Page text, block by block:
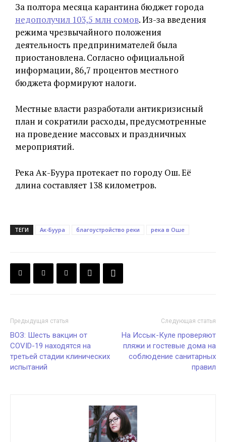
За полтора месяца карантина бюджет города
недополучил 103,5 млн сомов. Из-за введения
режима чрезвычайного положения
деятельность предпринимателей была
приостановлена. Согласно официальной
информации, 86,7 процентов местного
бюджета формируют налоги.
Местные власти разработали антикризисный
план и сократили расходы, предусмотренные
на проведение массовых и праздничных
мероприятий.
Река Ак-Буура протекает по городу Ош. Её
длина составляет 138 километров.
ТЕГИ Ак-Буура благоустройство реки река в Оше
Предыдущая статья
ВОЗ: Шесть вакцин от
COVID-19 находятся на
третьей стадии клинических
испытаний
Следующая статья
На Иссык-Куле проверяют
пляжи и гостевые дома на
соблюдение санитарных
правил